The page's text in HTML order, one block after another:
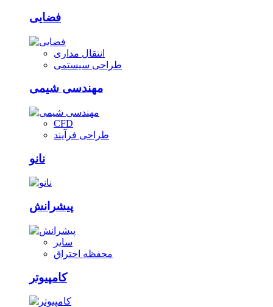
فضایی
انتقال مداری
طراحی سیستمی
مهندسی شیمی
CFD
طراحی فرآیند
نانو
پیشرانش
سایر
محفظه احتراق
کامپیوتر